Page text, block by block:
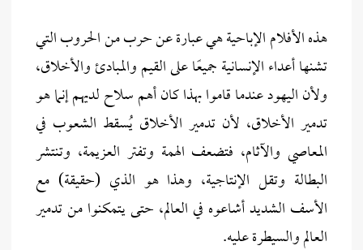
هذه الأفلام الإباحية هي عبارة عن حرب من الحروب التي
تشنها أعداء الإنسانية جميعًا على القيم والمبادئ والأخلاق،
ولأن اليهود عندما قاموا بهذا كان أهم سلاح لديهم إنما هو
تدمير الأخلاق، لأن تدمير الأخلاق يُسقط الشعوب في
المعاصي والآثام، فتضعف الهمة وتفتر العزيمة، وتنتشر
البطالة وتقل الإنتاجية، وهذا هو الذي (حقيقة) مع
الأسف الشديد أشاعوه في العالم، حتى يتمكنوا من تدمير
العالم والسيطرة عليه.